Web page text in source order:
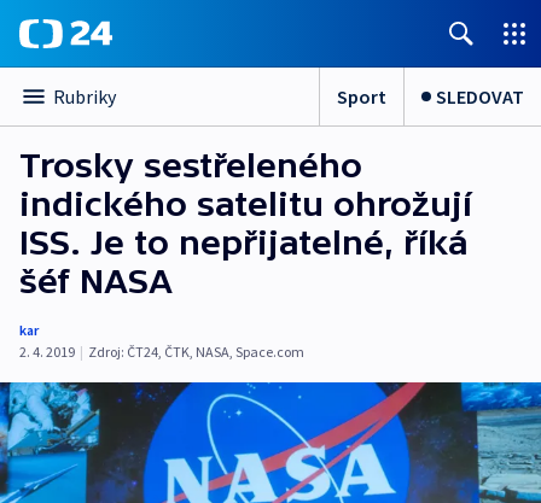
Rubriky Sport SLEDOVAT
Trosky sestřeleného
indického satelitu ohrožují
ISS. Je to nepřijatelné, říká
šéf NASA
kar
2. 4. 2019 | Zdroj: ČT24, ČTK, NASA, Space.com